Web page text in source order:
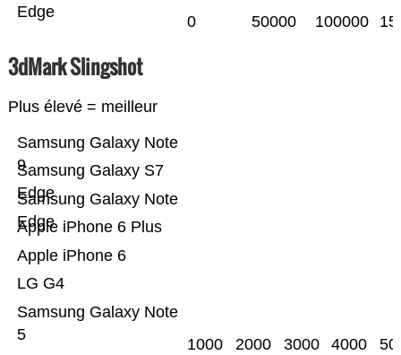
Edge
0 50000 100000
3dMark Slingshot
Plus élevé = meilleur
Samsung Galaxy Note
5
LG G4
Apple iPhone 6
Apple iPhone 6 Plus
Samsung Galaxy Note
Edge
Samsung Galaxy S7
Edge
Samsung Galaxy Note
9
1000 2000 3000 4000